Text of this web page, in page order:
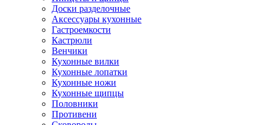
Доски разделочные
Аксессуары кухонные
Гастроемкости
Кастрюли
Венчики
Кухонные вилки
Кухонные лопатки
Кухонные ножи
Кухонные щипцы
Половники
Противени